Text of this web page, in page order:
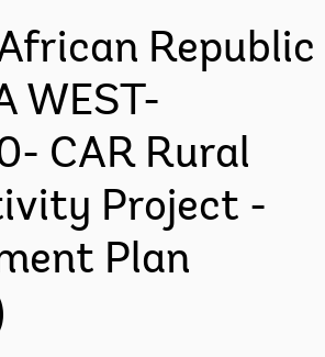
Republic
WEST-
CAR Rural
Project -
Plan